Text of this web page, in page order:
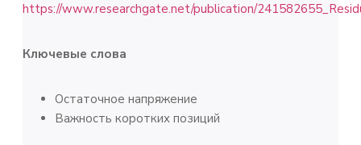
https://www.researchgate.net/publication/
Ключевые слова
Остаточное напряжение
Важность коротких позиций